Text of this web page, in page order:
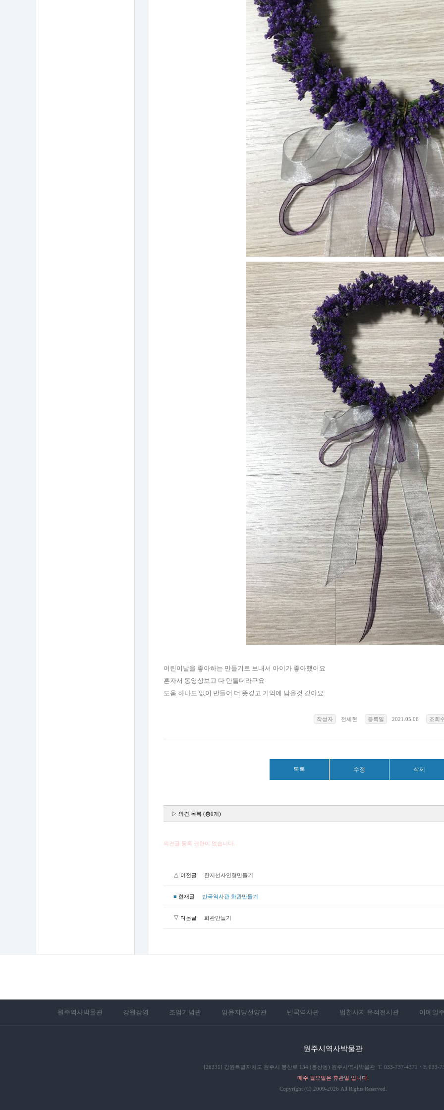
어린이날을 좋아하는 만들기로 보내서 아이가 좋아했어요
혼자서 동영상보고 다 만들더라구요
도움 하나도 없이 만들어 더 뜻깊고 기억에 남을것 같아요
작성자 전세현 등록일 2021.05.06 조회
목록 수정 삭제
▷ 의견 목록 (총0개)
의견글 등록 권한이 없습니다.
△ 이전글 한지선사인형만들기
■ 현재글 반곡역사관 화관만들기
▽ 다음글 화관만들기
원주역사박물관 강원감영 조엄기념관 임윤지당선양관 반곡역사관 법천사지 유적전시관 이메일
원주시역사박물관
[26331] 강원특별자치도 원주시 봉산로 134 (봉산동) 원주시역사박물관 T. 033-737-4371ㆍF. 033-
매주 월요일은 휴관일 입니다.
Copyright (C) 2009-2026 All Rights Reserved.